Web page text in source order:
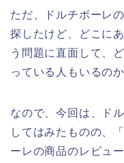
ただ、ドルチボーレ
探したけど、どこに
う問題に直面して、
っている人もいるの
なので、今回は、ド
してはみたものの、
ーレの商品のレビュ